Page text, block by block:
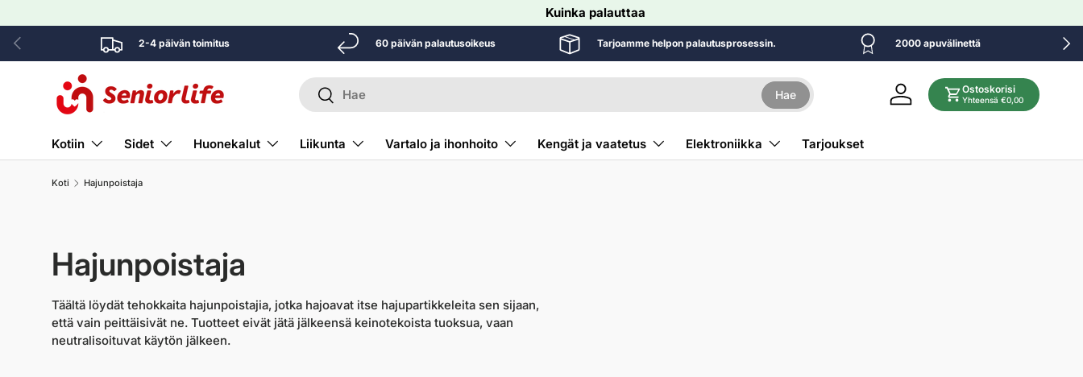
Siirry sisältöön
Kuinka palauttaa
Edellinen 2-4 päivän toimitus 60 päivän palautusoikeus Tarjoamme helpon palautusprosessin. 2000 apuvälinettä
Etsi
Hae Hae Kirjaudu sisään
Ostoskorisi
Yhteensä €0,00
Kotiin Sidet Huonekalut Liikunta Vartalo ja ihonhoito Kengät ja vaatetus Elektroniikka Tarjoukset
Koti Hajunpoistaja
Hajunpoistaja
Täältä löydät tehokkaita hajunpoistajia, jotka hajoavat itse hajupartikkeleita sen sijaan,
että vain peittäisivät ne. Tuotteet eivät jätä jälkeensä keinotekoista tuoksua, vaan
neutralisoituvat käytön jälkeen.